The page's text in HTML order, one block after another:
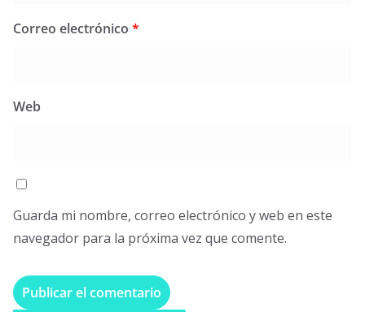
Correo electrónico *
Web
Guarda mi nombre, correo electrónico y web en este
navegador para la próxima vez que comente.